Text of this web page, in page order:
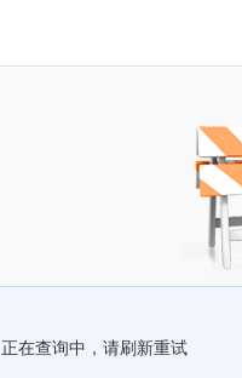
正在查询中，请刷新重试